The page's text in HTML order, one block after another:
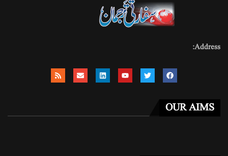
Address:
OUR AIMS